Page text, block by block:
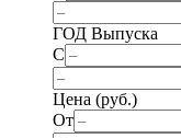
ГОД Выпуска
С
Цена (руб.)
От